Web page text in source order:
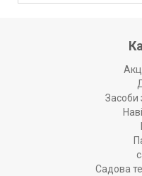
Засоби
Садова